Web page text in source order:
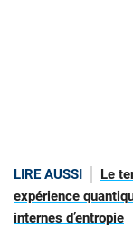
LIRE AUSSI
Le
expérience
internes d’entropie